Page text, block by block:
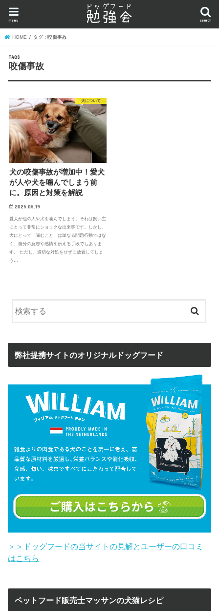
search
menu
HOME タグ : 咬傷事故
咬傷事故
犬について
犬の咬傷事故が増加中！愛犬
が人や犬を噛んでしまう前
に。原因と対策を解説
2025.05.19
愛犬が他の人や犬を噛んでしまう。それは飼い主
にとって非常にショックな出来事です。しかし、
犬にとって「噛むこと」は単なる問題行動ではな
く、自分の意志や感情を伝える手段でもありま
す。 ただし、適切な対処をせずに放置してしま
う…
弊社提携サイトのオリジナルドッグフード
＞＞ドッグフードの当サイトの見解とユーザーの口コミ
はこちら
ペットフード販売士マッサンの犬猫レシピ